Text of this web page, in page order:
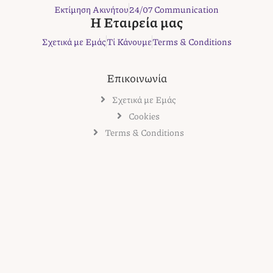
m t
Εκτίμηση Ακινήτου24/07 Communication
Η Εταιρεία μας
Σχετικά με ΕμάςΤί ΚάνουμεTerms & Conditions
Επικοινωνία
Σχετικά με Εμάς
Cookies
Terms & Conditions